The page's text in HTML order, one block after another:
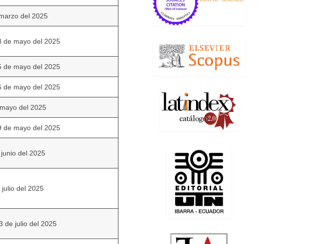
del 2025
de mayo del 2025
de mayo del 2025
de mayo del 2025
del 2025
de mayo del 2025
del 2025
julio del 2025
de julio del 2025